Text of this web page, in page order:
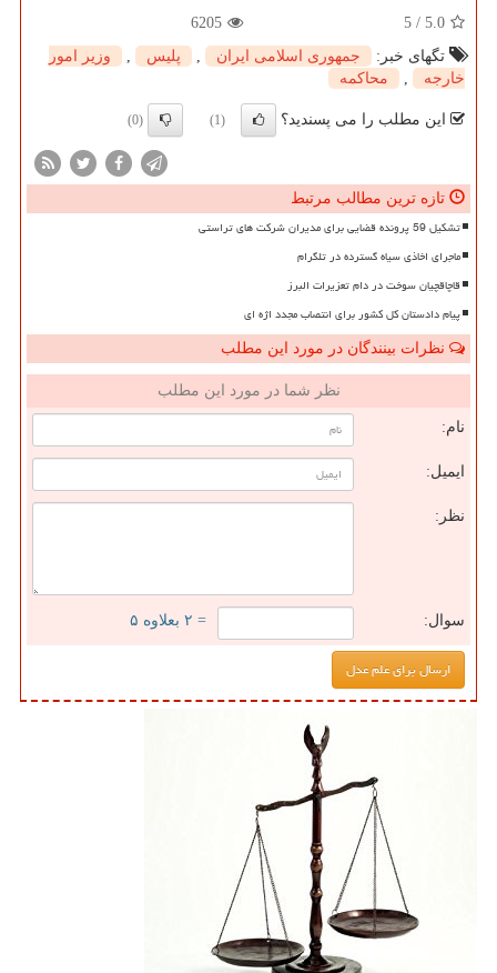
5.0
/
5
6205
تگهای خبر:
جمهوری اسلامی ایران , پلیس ,
وزیر امور
خارجه
, محاكمه
این مطلب را می پسندید؟ (1)
(0)
تازه ترین مطالب مرتبط
تشکیل 59 پرونده قضایی برای مدیران شرکت های تراستی
ماجرای اخاذی سیاه گسترده در تلگرام
قاچاقچیان سوخت در دام تعزیرات البرز
پیام دادستان کل کشور برای انتصاب مجدد اژه ای
نظرات بینندگان در مورد این مطلب
نظر شما در مورد این مطلب
نام:
ایمیل:
نظر:
سوال: = ۲ بعلاوه ۵